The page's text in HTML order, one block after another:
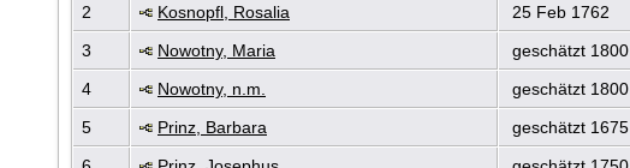
2
Kosnopfl, Rosalia 25 Feb 1762
3
Nowotny, Maria geschätzt 1800
4
Nowotny, n.m. geschätzt 1800
5
Prinz, Barbara geschätzt 1675